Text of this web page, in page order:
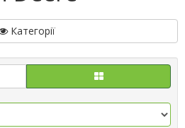
Категорії